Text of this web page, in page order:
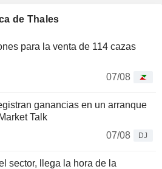
de Thales
para la venta de 114 cazas
07/08
ganancias en un arranque
Talk
07/08
DJ
sector, llega la hora de la